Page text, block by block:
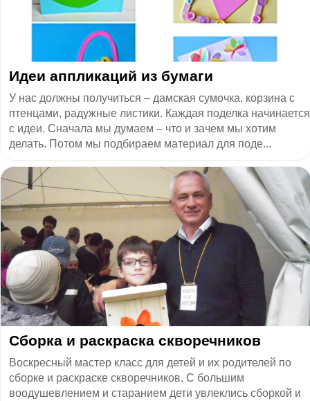
Идеи аппликаций из бумаги
У нас должны получиться – дамская сумочка, корзина с
птенцами, радужные листики. Каждая поделка начинается
с идеи. Сначала мы думаем – что и зачем мы хотим
делать. Потом мы подбираем материал для поде...
Сборка и раскраска скворечников
Воскресный мастер класс для детей и их родителей по
сборке и раскраске скворечников. С большим
воодушевлением и старанием дети увлеклись сборкой и